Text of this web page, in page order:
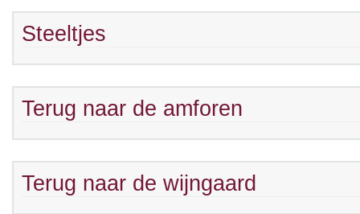
Steeltjes
Terug naar de amforen
Terug naar de wijngaard